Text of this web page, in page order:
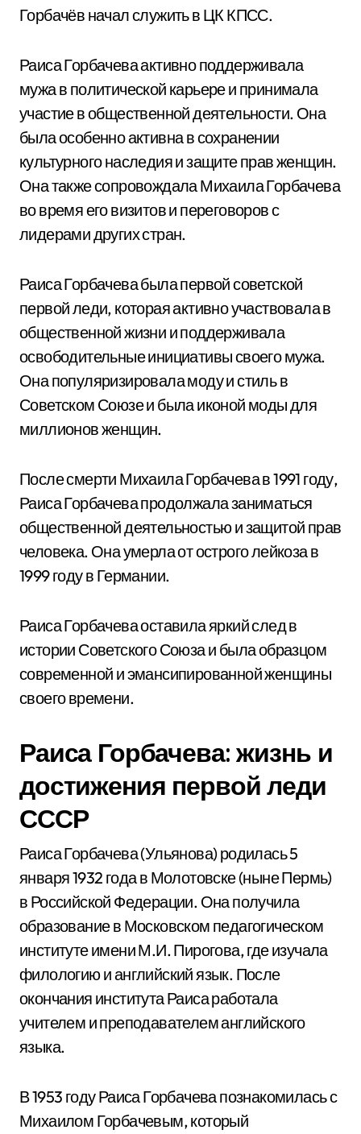
Горбачёв начал служить в ЦК КПСС.
Раиса Горбачева активно поддерживала
мужа в политической карьере и принимала
участие в общественной деятельности. Она
была особенно активна в сохранении
культурного наследия и защите прав женщин.
Она также сопровождала Михаила Горбачева
во время его визитов и переговоров с
лидерами других стран.
Раиса Горбачева была первой советской
первой леди, которая активно участвовала в
общественной жизни и поддерживала
освободительные инициативы своего мужа.
Она популяризировала моду и стиль в
Советском Союзе и была иконой моды для
миллионов женщин.
После смерти Михаила Горбачева в 1991 году,
Раиса Горбачева продолжала заниматься
общественной деятельностью и защитой прав
человека. Она умерла от острого лейкоза в
1999 году в Германии.
Раиса Горбачева оставила яркий след в
истории Советского Союза и была образцом
современной и эмансипированной женщины
своего времени.
Раиса Горбачева: жизнь и
достижения первой леди
СССР
Раиса Горбачева (Ульянова) родилась 5
января 1932 года в Молотовске (ныне Пермь)
в Российской Федерации. Она получила
образование в Московском педагогическом
институте имени М.И. Пирогова, где изучала
филологию и английский язык. После
окончания института Раиса работала
учителем и преподавателем английского
языка.
В 1953 году Раиса Горбачева познакомилась с
Михаилом Горбачевым, который